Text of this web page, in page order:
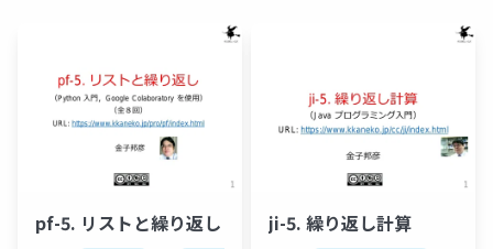
pf-5. リストと繰り返し ji-5. 繰り返し計算